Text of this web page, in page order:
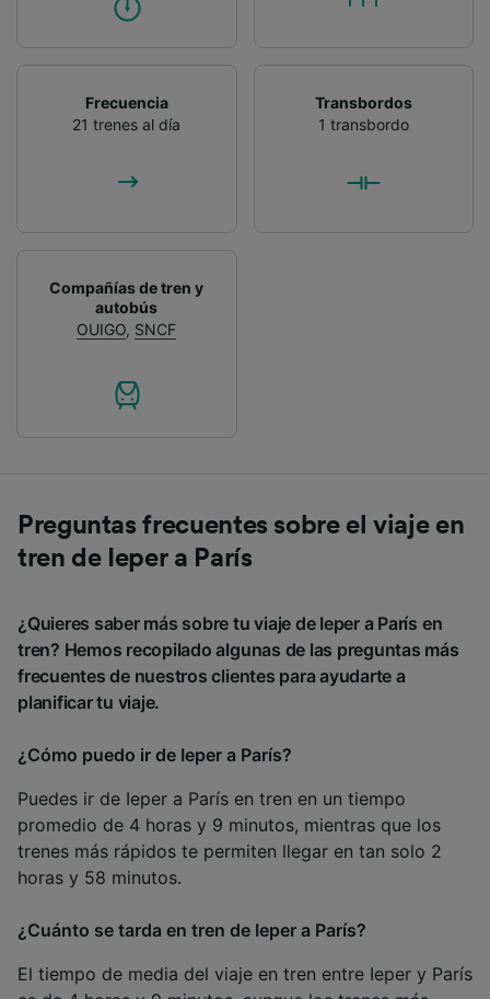
Frecuencia
21 trenes al día
Transbordos
1 transbordo
Compañías de tren y
autobús
OUIGO, SNCF
Preguntas frecuentes sobre el viaje en
tren de Ieper a París
¿Quieres saber más sobre tu viaje de Ieper a París en
tren? Hemos recopilado algunas de las preguntas más
frecuentes de nuestros clientes para ayudarte a
planificar tu viaje.
¿Cómo puedo ir de Ieper a París?
Puedes ir de Ieper a París en tren en un tiempo
promedio de 4 horas y 9 minutos, mientras que los
trenes más rápidos te permiten llegar en tan solo 2
horas y 58 minutos.
¿Cuánto se tarda en tren de Ieper a París?
El tiempo de media del viaje en tren entre Ieper y París